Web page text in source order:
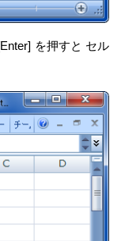
を押すと セル